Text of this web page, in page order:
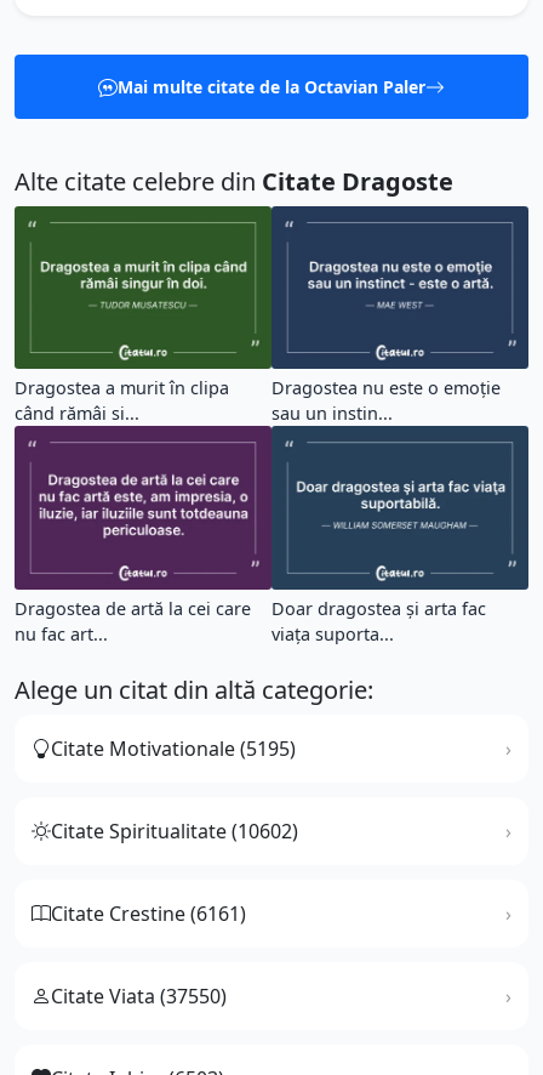
Mai multe citate de la Octavian Paler
Alte citate celebre din Citate Dragoste
Dragostea a murit în clipa
când rămâi si...
Dragostea nu este o emoţie
sau un instin...
Dragostea de artă la cei care
nu fac art...
Doar dragostea şi arta fac
viaţa suporta...
Alege un citat din altă categorie:
Citate Motivationale (5195)
Citate Spiritualitate (10602)
Citate Crestine (6161)
Citate Viata (37550)